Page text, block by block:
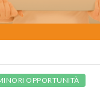
OPPORTUNITÀ